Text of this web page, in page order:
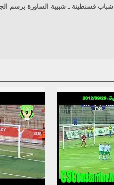
شباب قسنطينة ـ شبيبة الساورة